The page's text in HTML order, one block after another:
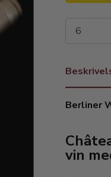
Berliner
vin